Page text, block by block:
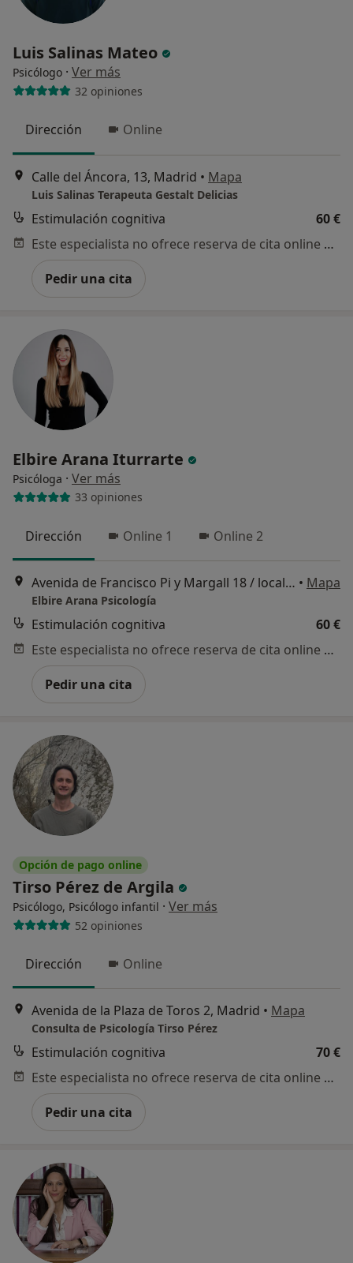
Luis Salinas Mateo
Psicólogo · Ver más
32 opiniones
Dirección Online
Calle del Áncora, 13, Madrid • Mapa
Luis Salinas Terapeuta Gestalt Delicias
Estimulación cognitiva
60 €
Este especialista no ofrece reserva de cita online en esta dirección.
Pedir una cita
Elbire Arana Iturrarte
Psicóloga · Ver más
33 opiniones
Dirección Online 1 Online 2
Avenida de Francisco Pi y Margall 18 / local bajo, Madrid • Mapa
Elbire Arana Psicología
Estimulación cognitiva
60 €
Este especialista no ofrece reserva de cita online en esta dirección.
Pedir una cita
Opción de pago online
Tirso Pérez de Argila
Psicólogo, Psicólogo infantil · Ver más
52 opiniones
Dirección Online
Avenida de la Plaza de Toros 2, Madrid • Mapa
Consulta de Psicología Tirso Pérez
Estimulación cognitiva
70 €
Este especialista no ofrece reserva de cita online en esta dirección.
Pedir una cita